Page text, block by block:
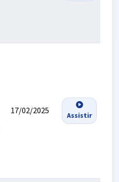
17/02/2025 Assistir